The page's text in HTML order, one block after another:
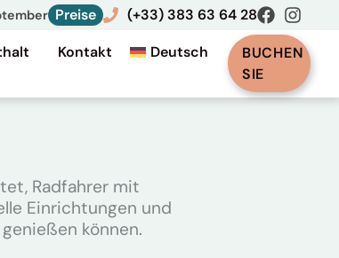
Preise (+33) 383 63 64 28
Kontakt Deutsch
BUCHEN
SIE
Radfahrer mit
Einrichtungen und
können.